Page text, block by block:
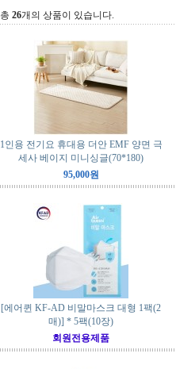
총 26개의 상품이 있습니다.
1인용 전기요 휴대용 더안 EMF 양면 극
세사 베이지 미니싱글(70*180)
95,000원
[에어퀸 KF-AD 비말마스크 대형 1팩(2
매)] * 5팩(10장)
회원전용제품